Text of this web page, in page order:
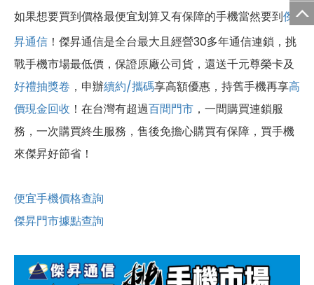
如果想要買到價格最便宜划算又有保障的手機當然要到傑
昇通信 ！傑昇通信是全台最大且經營30多年通信連鎖，挑
戰手機市場最低價，保證原廠公司貨，還送千元尊榮卡及
好禮抽獎卷 ，申辦續約/攜碼享高額優惠，持舊手機再享高
價現金回收 ！ 在台灣有超過百間門市 ，一間購買連鎖服
務，一次購買終生服務，售後免擔心購買有保障，買手機
來傑昇好節省！
便宜手機價格查詢
傑昇門市據點查詢